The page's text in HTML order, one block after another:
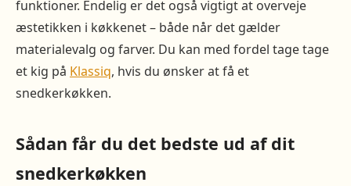
funktioner. Endelig er det også vigtigt at overveje
æstetikken i køkkenet – både når det gælder
materialevalg og farver. Du kan med fordel tage tage
et kig på Klassiq, hvis du ønsker at få et
snedkerkøkken.
Sådan får du det bedste ud af dit
snedkerkøkken